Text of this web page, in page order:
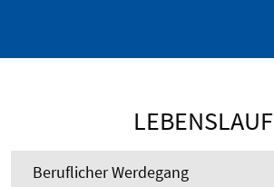
LEBENSLAUF
Beruflicher Werdegang